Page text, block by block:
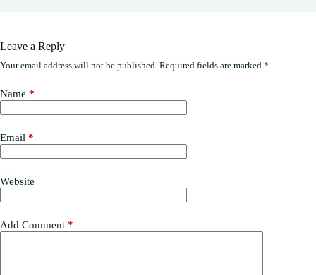
Leave a Reply
Your email address will not be published. Required fields are marked *
Name *
Email *
Website
Add Comment *